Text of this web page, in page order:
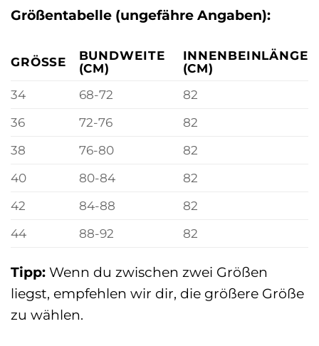
Größentabelle (ungefähre Angaben):
GRÖSSE
BUNDWEITE
(CM)
INNENBEINLÄNGE
(CM)
34
68-72
82
36
72-76
82
38
76-80
82
40
80-84
82
42
84-88
82
44
88-92 82
Tipp: Wenn du zwischen zwei Größen
liegst, empfehlen wir dir, die größere Größe
zu wählen.